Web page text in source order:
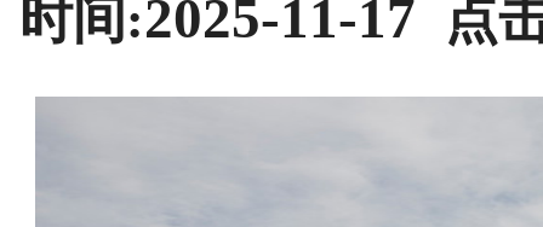
时间:2025-11-17 点